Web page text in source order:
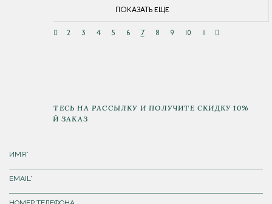
ПОКАЗАТЬ ЕЩЕ
2 3 4 5 6 7 8 9 10
ПОДПИШИТЕСЬ НА РАССЫЛКУ И ПОЛУЧИТЕ СКИДКУ 10%
НА ПЕРВЫЙ ЗАКАЗ